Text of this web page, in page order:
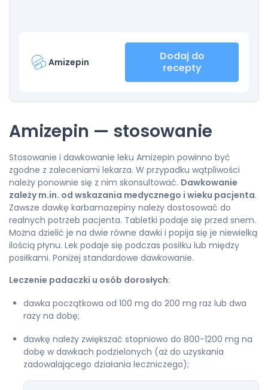
Amizepin
Dodaj do
recepty
Amizepin — stosowanie
Stosowanie i dawkowanie leku Amizepin powinno być
zgodne z zaleceniami lekarza. W przypadku wątpliwości
należy ponownie się z nim skonsultować. Dawkowanie
zależy m.in. od wskazania medycznego i wieku pacjenta.
Zawsze dawkę karbamazepiny należy dostosować do
realnych potrzeb pacjenta. Tabletki podaje się przed snem.
Można dzielić je na dwie równe dawki i popija się je niewielką
ilością płynu. Lek podaje się podczas posiłku lub między
posiłkami. Poniżej standardowe dawkowanie.
Leczenie padaczki u osób dorosłych:
dawka początkowa od 100 mg do 200 mg raz lub dwa
razy na dobę;
dawkę należy zwiększać stopniowo do 800-1200 mg na
dobę w dawkach podzielonych (aż do uzyskania
zadowalającego działania leczniczego);